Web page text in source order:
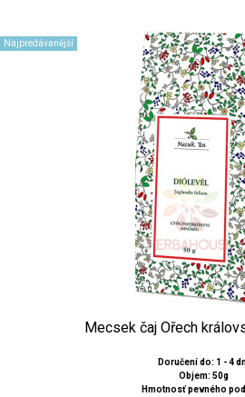
Najpredávanější
Mecsek čaj Ořech
Doručení do: 1 - 4
Objem: 50g
Hmotnosť pevného